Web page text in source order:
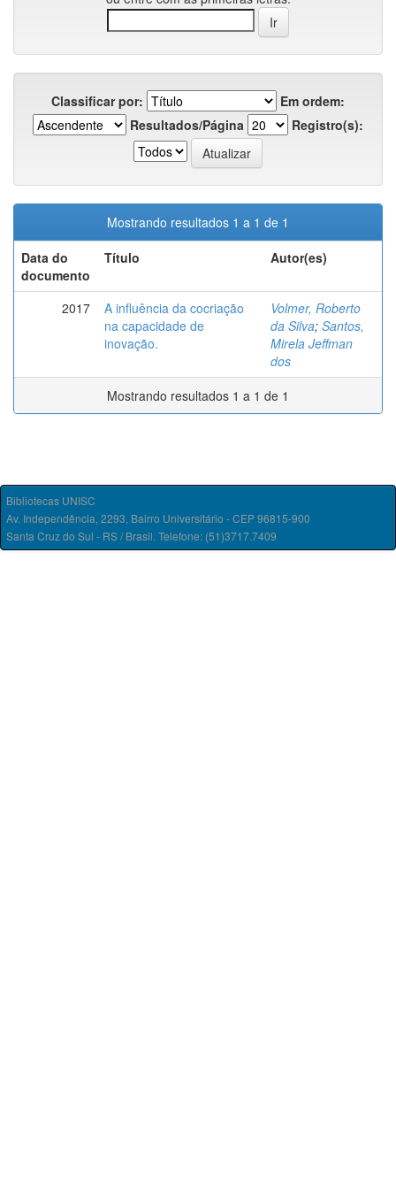
Classificar por:
Em ordem:
Resultados/Página
Registro(s):
Mostrando resultados 1 a 1 de 1
Data do
documento
Título Autor(es)
2017
A influência da cocriação
na capacidade de
inovação.
Volmer, Roberto
da Silva; Santos,
Mirela Jeffman
dos
Mostrando resultados 1 a 1 de 1
Bibliotecas UNISC
Av. Independência, 2293, Bairro Universitário - CEP 96815-900
Santa Cruz do Sul - RS / Brasil. Telefone: (51)3717.7409